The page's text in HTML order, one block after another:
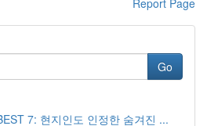
Report Page
Go
7: 현지인도 인정한 숨겨진 ...